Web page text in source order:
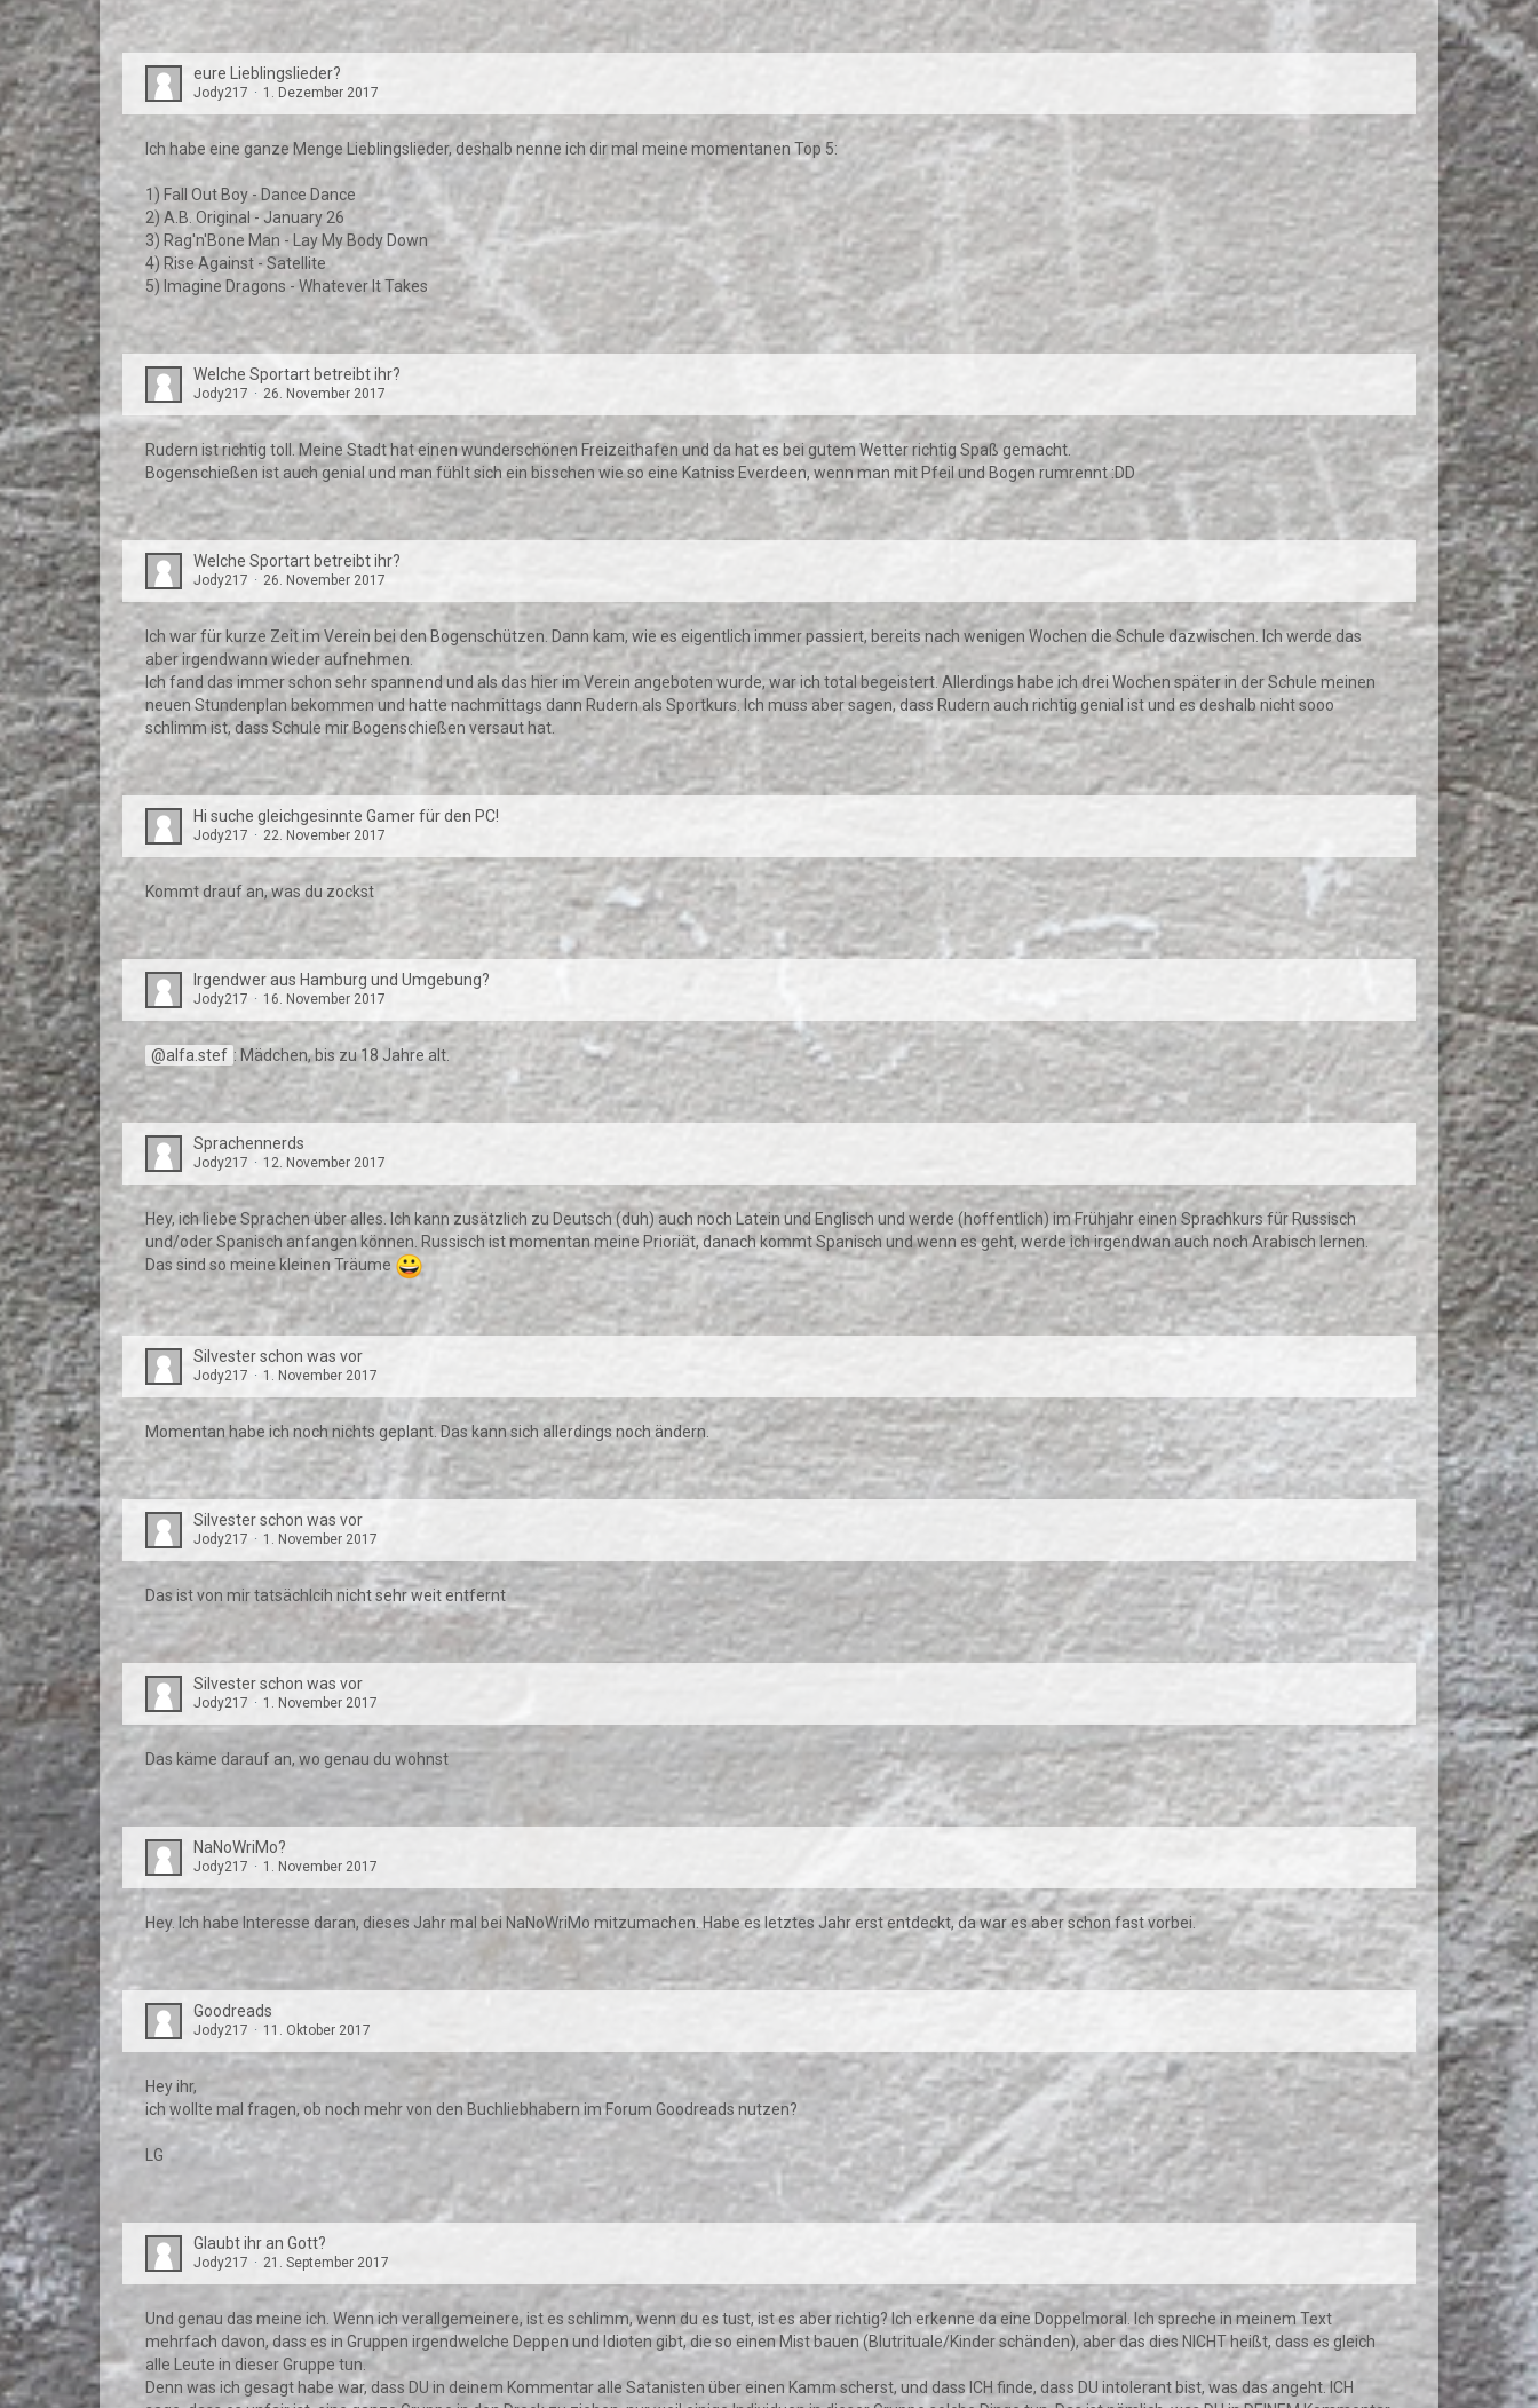
eure Lieblingslieder?
Jody217 1. Dezember 2017
Ich habe eine ganze Menge Lieblingslieder, deshalb nenne ich dir mal meine momentanen Top 5:
1) Fall Out Boy - Dance Dance
2) A.B. Original - January 26
3) Rag'n'Bone Man - Lay My Body Down
4) Rise Against - Satellite
5) Imagine Dragons - Whatever It Takes
Welche Sportart betreibt ihr?
Jody217 26. November 2017
Rudern ist richtig toll. Meine Stadt hat einen wunderschönen Freizeithafen und da hat es bei gutem Wetter richtig Spaß gemacht.
Bogenschießen ist auch genial und man fühlt sich ein bisschen wie so eine Katniss Everdeen, wenn man mit Pfeil und Bogen rumrennt :DD
Welche Sportart betreibt ihr?
Jody217 26. November 2017
Ich war für kurze Zeit im Verein bei den Bogenschützen. Dann kam, wie es eigentlich immer passiert, bereits nach wenigen Wochen die Schule dazwischen. Ich werde das
aber irgendwann wieder aufnehmen.
Ich fand das immer schon sehr spannend und als das hier im Verein angeboten wurde, war ich total begeistert. Allerdings habe ich drei Wochen später in der Schule meinen
neuen Stundenplan bekommen und hatte nachmittags dann Rudern als Sportkurs. Ich muss aber sagen, dass Rudern auch richtig genial ist und es deshalb nicht sooo
schlimm ist, dass Schule mir Bogenschießen versaut hat.
Hi suche gleichgesinnte Gamer für den PC!
Jody217 22. November 2017
Kommt drauf an, was du zockst
Irgendwer aus Hamburg und Umgebung?
Jody217 16. November 2017
alfa.stef : Mädchen, bis zu 18 Jahre alt.
Sprachennerds
Jody217 12. November 2017
Hey, ich liebe Sprachen über alles. Ich kann zusätzlich zu Deutsch (duh) auch noch Latein und Englisch und werde (hoffentlich) im Frühjahr einen Sprachkurs für Russisch
und/oder Spanisch anfangen können. Russisch ist momentan meine Prioriät, danach kommt Spanisch und wenn es geht, werde ich irgendwan auch noch Arabisch lernen.
Das sind so meine kleinen Träume
Silvester schon was vor
Jody217 1. November 2017
Momentan habe ich noch nichts geplant. Das kann sich allerdings noch ändern.
Silvester schon was vor
Jody217 1. November 2017
Das ist von mir tatsächlcih nicht sehr weit entfernt
Silvester schon was vor
Jody217 1. November 2017
Das käme darauf an, wo genau du wohnst
NaNoWriMo?
Jody217 1. November 2017
Hey. Ich habe Interesse daran, dieses Jahr mal bei NaNoWriMo mitzumachen. Habe es letztes Jahr erst entdeckt, da war es aber schon fast vorbei.
Goodreads
Jody217 11. Oktober 2017
Hey ihr,
ich wollte mal fragen, ob noch mehr von den Buchliebhabern im Forum Goodreads nutzen?
LG
Glaubt ihr an Gott?
Jody217 21. September 2017
Und genau das meine ich. Wenn ich verallgemeinere, ist es schlimm, wenn du es tust, ist es aber richtig? Ich erkenne da eine Doppelmoral. Ich spreche in meinem Text
mehrfach davon, dass es in Gruppen irgendwelche Deppen und Idioten gibt, die so einen Mist bauen (Blutrituale/Kinder schänden), aber das dies NICHT heißt, dass es gleich
alle Leute in dieser Gruppe tun.
Denn was ich gesagt habe war, dass DU in deinem Kommentar alle Satanisten über einen Kamm scherst, und dass ICH finde, dass DU intolerant bist, was das angeht. ICH